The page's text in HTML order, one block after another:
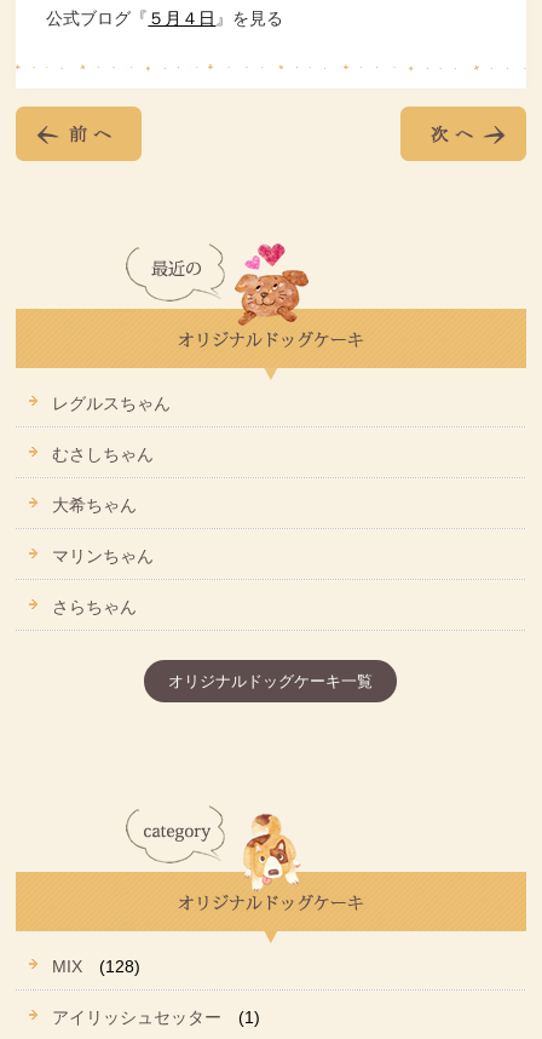
公式ブログ『 ５月４日 』を見る
レグルスちゃん
むさしちゃん
大希ちゃん
マリンちゃん
さらちゃん
オリジナルドッグケーキ一覧
MIX (128)
アイリッシュセッター (1)